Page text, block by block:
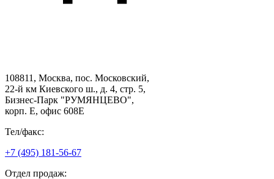
108811, Москва, пос. Московский,
22-й км Киевского ш., д. 4, стр. 5,
Бизнес-Парк "РУМЯНЦЕВО",
корп. Е, офис 608E
Тел/факс:
+7 (495) 181-56-67
Отдел продаж: